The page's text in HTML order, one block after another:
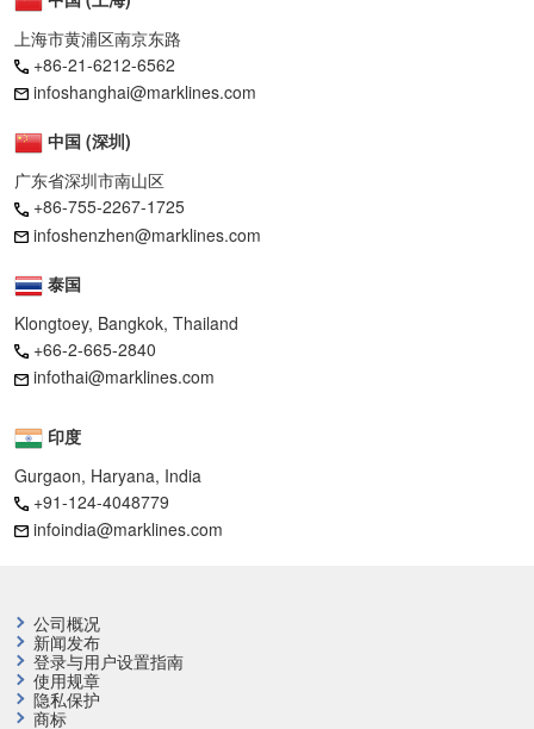
上海市黄浦区南京东路
+86-21-6212-6562
infoshanghai@marklines.com
中国 (深圳)
广东省深圳市南山区
+86-755-2267-1725
infoshenzhen@marklines.com
泰国
Klongtoey, Bangkok, Thailand
+66-2-665-2840
infothai@marklines.com
印度
Gurgaon, Haryana, India
+91-124-4048779
infoindia@marklines.com
公司概况
新闻发布
登录与用户设置指南
使用规章
隐私保护
商标